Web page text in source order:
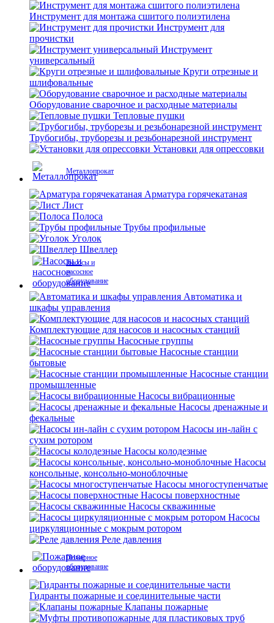
Инструмент для монтажа сшитого полиэтилена
Инструмент для
прочистки
Инструмент
универсальный
Круги отрезные и
шлифовальные
Оборудование сварочное и расходные материалы
Тепловые пушки
Трубогибы, труборезы и резьбонарезной инструмент
Установки для опрессовки
Металлопрокат
Арматура горячекатаная
Лист
Полоса
Трубы профильные
Уголок
Швеллер
Насосы и
насосное
оборудование
Автоматика и
шкафы управления
Комплектующие для насосов и насосных станций
Насосные группы
Насосные станции
бытовые
Насосные станции
промышленные
Насосы вибрационные
Насосы дренажные и
фекальные
Насосы ин-лайн с
сухим ротором
Насосы колодезные
Насосы
консольные, консольно-моноблочные
Насосы многоступенчатые
Насосы поверхностные
Насосы скважинные
Насосы
циркуляционные с мокрым ротором
Реле давления
Пожарное
оборудование
Гидранты пожарные и соединительные части
Клапаны пожарные